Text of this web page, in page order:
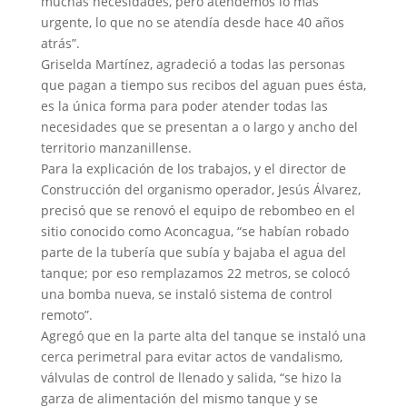
urgente, lo que no se atendía desde hace 40 años
atrás”.
Griselda Martínez, agradeció a todas las personas
que pagan a tiempo sus recibos del aguan pues ésta,
es la única forma para poder atender todas las
necesidades que se presentan a o largo y ancho del
territorio manzanillense.
Para la explicación de los trabajos, y el director de
Construcción del organismo operador, Jesús Álvarez,
precisó que se renovó el equipo de rebombeo en el
sitio conocido como Aconcagua, “se habían robado
parte de la tubería que subía y bajaba el agua del
tanque; por eso remplazamos 22 metros, se colocó
una bomba nueva, se instaló sistema de control
remoto”.
Agregó que en la parte alta del tanque se instaló una
cerca perimetral para evitar actos de vandalismo,
válvulas de control de llenado y salida, “se hizo la
garza de alimentación del mismo tanque y se